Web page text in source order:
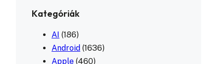
Kategóriák
AI (186)
Android (1636)
Apple (460)